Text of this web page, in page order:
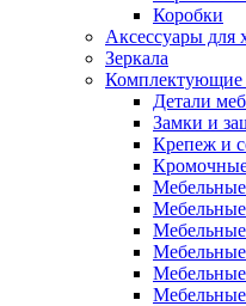
Коробки
Аксессуары для
Зеркала
Комплектующие
Детали
Замки и
Крепеж и
Мебельные